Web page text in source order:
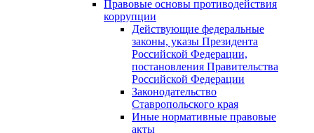
Правовые основы противодействия
коррупции
Действующие федеральные
законы, указы Президента
Российской Федерации,
постановления Правительства
Российской Федерации
Законодательство
Ставропольского края
Иные нормативные правовые
акты